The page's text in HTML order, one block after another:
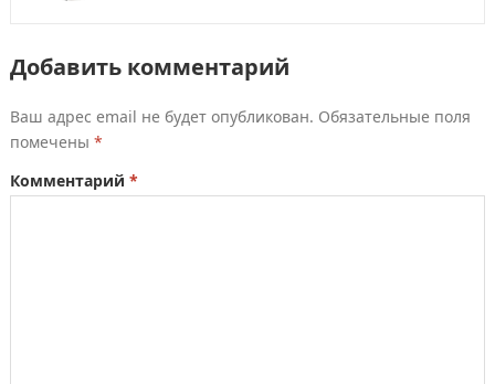
Добавить комментарий
Ваш адрес email не будет опубликован. Обязательные поля
помечены *
Комментарий *